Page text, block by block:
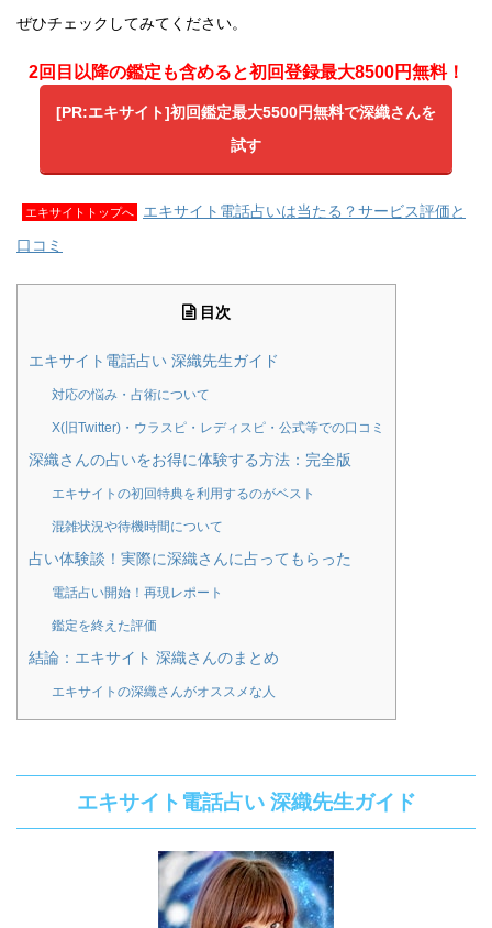
ぜひチェックしてみてください。
2回目以降の鑑定も含めると初回登録最大8500円無料！
[PR:エキサイト]初回鑑定最大5500円無料で深織さんを
試す
エキサイトトップへ
エキサイト電話占いは当たる？サービス評価と
口コミ
目次
エキサイト電話占い 深織先生ガイド
対応の悩み・占術について
X(旧Twitter)・ウラスピ・レディスピ・公式等での口コミ
深織さんの占いをお得に体験する方法：完全版
エキサイトの初回特典を利用するのがベスト
混雑状況や待機時間について
占い体験談！実際に深織さんに占ってもらった
電話占い開始！再現レポート
鑑定を終えた評価
結論：エキサイト 深織さんのまとめ
エキサイトの深織さんがオススメな人
エキサイト電話占い 深織先生ガイド